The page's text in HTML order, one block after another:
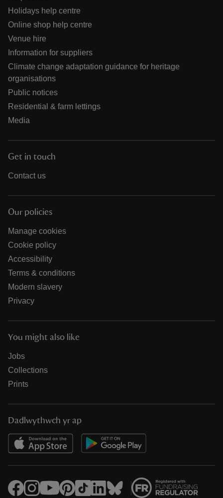
Holidays help centre
Online shop help centre
Venue hire
Information for suppliers
Climate change adaptation guidance for heritage
organisations
Public notices
Residential & farm lettings
Media
Get in touch
Contact us
Our policies
Manage cookies
Cookie policy
Accessibility
Terms & conditions
Modern slavery
Privacy
You might also like
Jobs
Collections
Prints
Dadlwythwch yr ap